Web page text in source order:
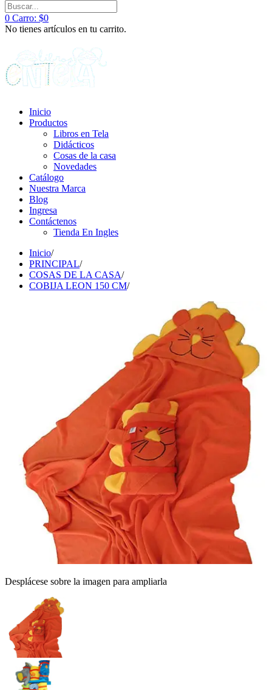
0 Carro: $0
No tienes artículos en tu carrito.
Inicio
Productos
Libros en Tela
Didácticos
Cosas de la casa
Novedades
Catálogo
Nuestra Marca
Blog
Ingresa
Contáctenos
Tienda En Ingles
Inicio/
PRINCIPAL/
COSAS DE LA CASA/
COBIJA LEON 150 CM/
Desplácese sobre la imagen para ampliarla